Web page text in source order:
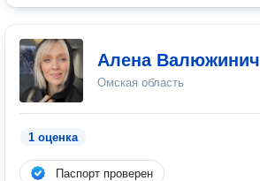
Алена Валюжинич
Омская область
1 оценка
Паспорт проверен